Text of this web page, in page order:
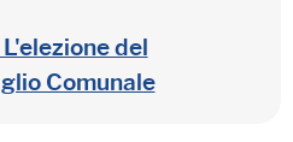
del
Comunale